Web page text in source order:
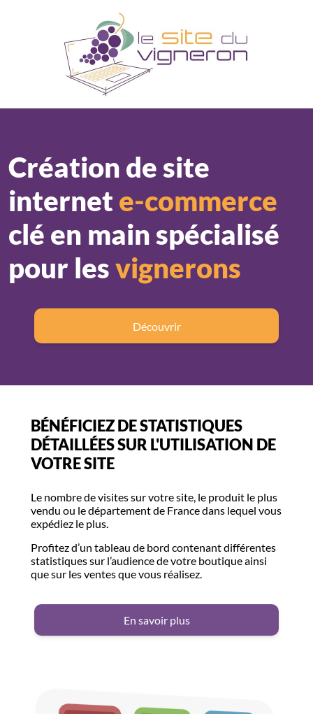
Création de site
internete-commerce
clé en main spécialisé
pour lesvignerons
Découvrir
BÉNÉFICIEZ DE STATISTIQUES
DÉTAILLÉES SUR L'UTILISATION DE
VOTRE SITE
Le nombre de visites sur votre site, le produit le plus
vendu ou le département de France dans lequel vous
expédiez le plus.
Profitez d’un tableau de bord contenant différentes
statistiques sur l’audience de votre boutique ainsi
que sur les ventes que vous réalisez.
En savoir plus